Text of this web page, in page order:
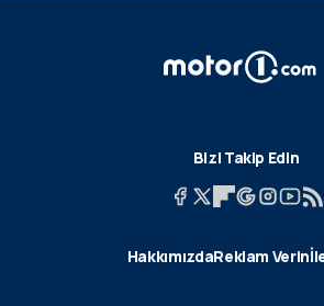
Bizi Takip Edin
HakkımızdaReklam Verin